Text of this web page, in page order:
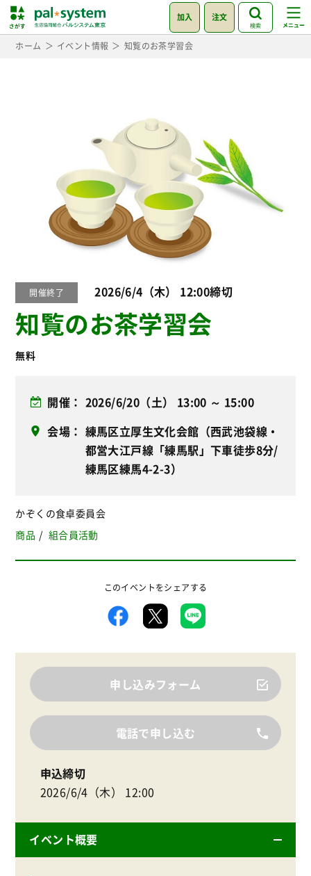
加入 注文
検索
ホーム イベント情報 知覧のお茶学習会
開催終了 2026/6/4（木） 12:00締切
知覧のお茶学習会
無料
開催
2026/6/20（土） 13:00 ～ 15:00
会場
練馬区立厚生文化会館（西武池袋線・
都営大江戸線「練馬駅」下車徒歩8分/
練馬区練馬4-2-3）
かぞくの食卓委員会
商品
組合員活動
このイベントをシェアする
申し込みフォーム
電話で申し込む
申込締切
2026/6/4（木） 12:00
イベント概要